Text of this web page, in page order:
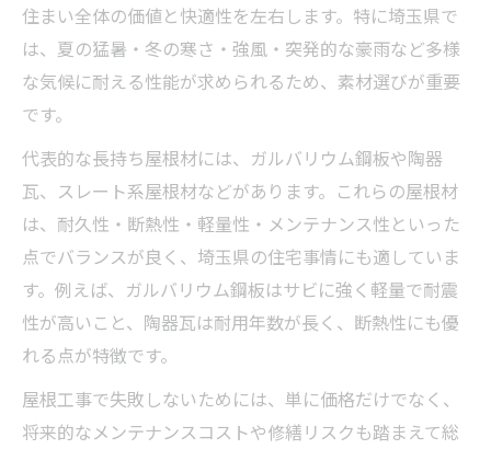
住まい全体の価値と快適性を左右します。特に埼玉県で
は、夏の猛暑・冬の寒さ・強風・突発的な豪雨など多様
な気候に耐える性能が求められるため、素材選びが重要
です。
代表的な長持ち屋根材には、ガルバリウム鋼板や陶器
瓦、スレート系屋根材などがあります。これらの屋根材
は、耐久性・断熱性・軽量性・メンテナンス性といった
点でバランスが良く、埼玉県の住宅事情にも適していま
す。例えば、ガルバリウム鋼板はサビに強く軽量で耐震
性が高いこと、陶器瓦は耐用年数が長く、断熱性にも優
れる点が特徴です。
屋根工事で失敗しないためには、単に価格だけでなく、
将来的なメンテナンスコストや修繕リスクも踏まえて総